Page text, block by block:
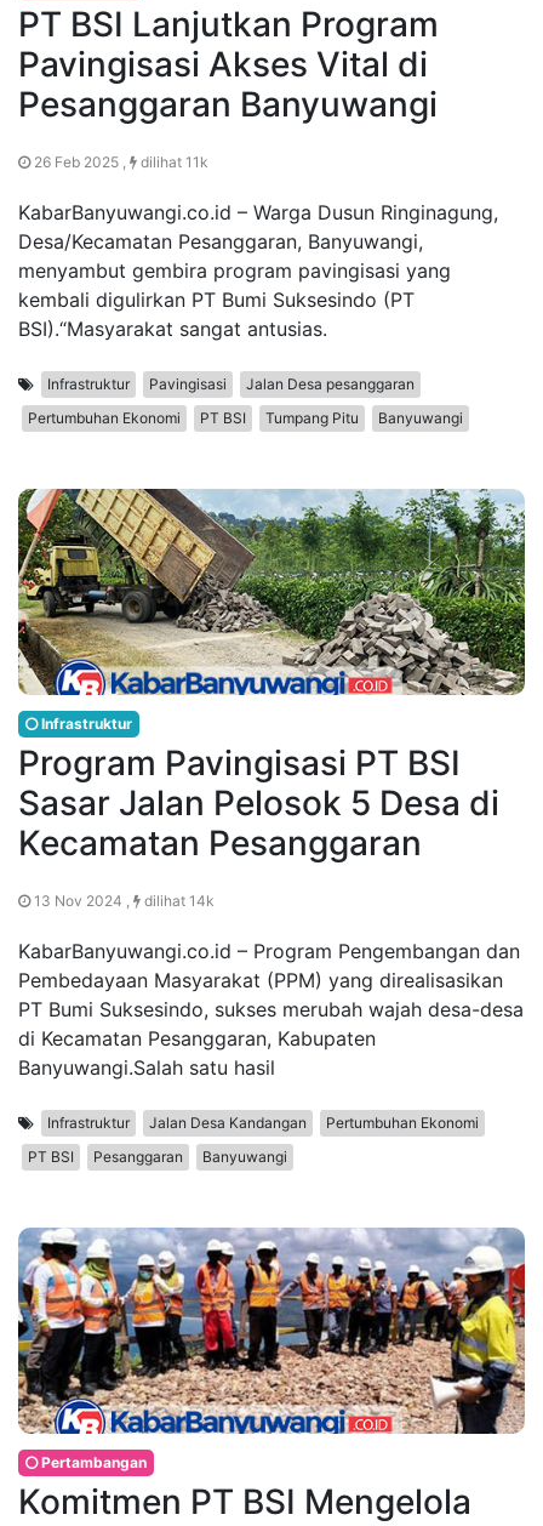
PT BSI Lanjutkan Program
Pavingisasi Akses Vital di
Pesanggaran Banyuwangi
26 Feb 2025 , dilihat 11k
KabarBanyuwangi.co.id – Warga Dusun Ringinagung,
Desa/Kecamatan Pesanggaran, Banyuwangi,
menyambut gembira program pavingisasi yang
kembali digulirkan PT Bumi Suksesindo (PT
BSI).“Masyarakat sangat antusias.
Infrastruktur Pavingisasi
Jalan Desa pesanggaran
Pertumbuhan Ekonomi
PT BSI Tumpang Pitu Banyuwangi
Infrastruktur
Program Pavingisasi PT BSI
Sasar Jalan Pelosok 5 Desa di
Kecamatan Pesanggaran
13 Nov 2024 , dilihat 14k
KabarBanyuwangi.co.id – Program Pengembangan dan
Pembedayaan Masyarakat (PPM) yang direalisasikan
PT Bumi Suksesindo, sukses merubah wajah desa-desa
di Kecamatan Pesanggaran, Kabupaten
Banyuwangi.Salah satu hasil
Infrastruktur Jalan Desa Kandangan
Pertumbuhan Ekonomi
PT BSI
Pesanggaran Banyuwangi
Pertambangan
Komitmen PT BSI Mengelola